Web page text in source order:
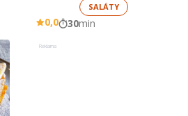
SALÁTY
0,0 30min
Reklama